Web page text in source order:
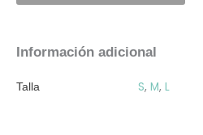
Información adicional
Talla S, M, L